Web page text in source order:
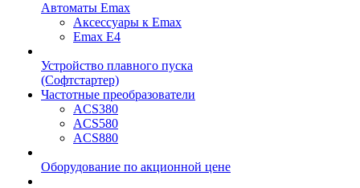
Автоматы Emax
Аксессуары к Emax
Emax E4
Устройство плавного пуска
(Софтстартер)
Частотные преобразователи
ACS380
ACS580
ACS880
Оборудование по акционной цене